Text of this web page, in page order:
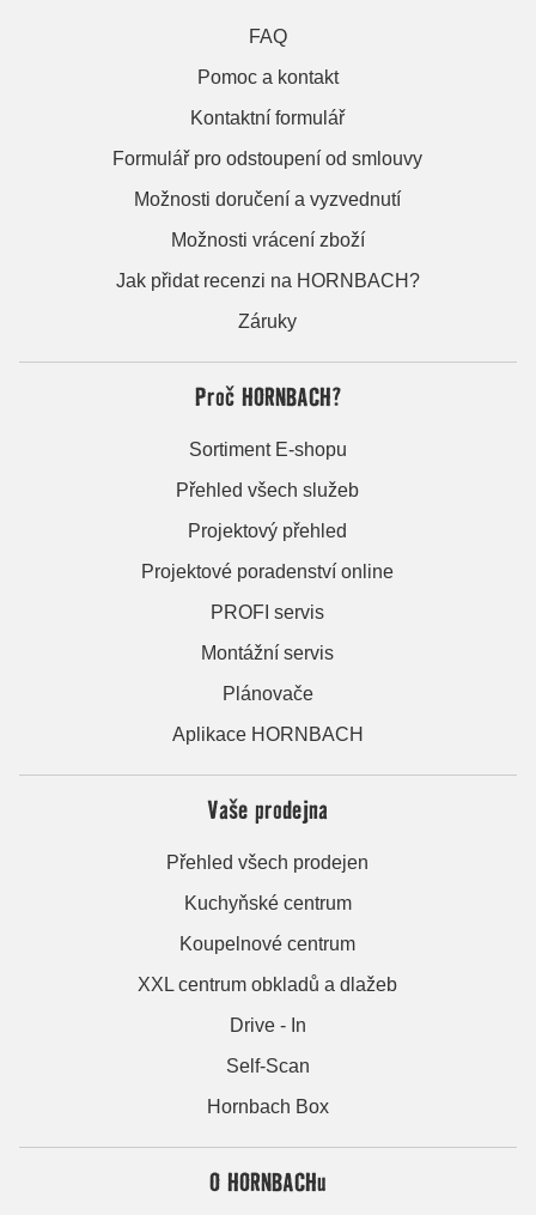
FAQ
Pomoc a kontakt
Kontaktní formulář
Formulář pro odstoupení od smlouvy
Možnosti doručení a vyzvednutí
Možnosti vrácení zboží
Jak přidat recenzi na HORNBACH?
Záruky
Proč HORNBACH?
Sortiment E-shopu
Přehled všech služeb
Projektový přehled
Projektové poradenství online
PROFI servis
Montážní servis
Plánovače
Aplikace HORNBACH
Vaše prodejna
Přehled všech prodejen
Kuchyňské centrum
Koupelnové centrum
XXL centrum obkladů a dlažeb
Drive - In
Self-Scan
Hornbach Box
O HORNBACHu